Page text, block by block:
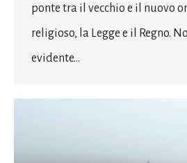
ponte tra il vecchio e il nuovo
religioso, la Legge e il Regno.
evidente…